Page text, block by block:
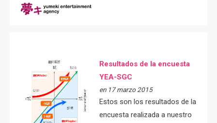
Resultados de la encuesta
YEA-SGC
en 17 marzo 2015
Estos son los resultados de la
encuesta realizada a nuestro